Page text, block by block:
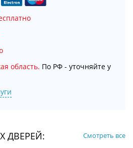
область. По РФ - уточняйте у
ДВЕРЕЙ: Смотреть все